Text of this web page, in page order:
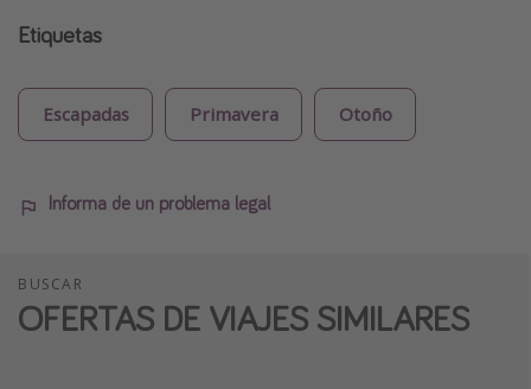
Etiquetas
Escapadas Primavera Otoño
Informa de un problema legal
BUSCAR
OFERTAS DE VIAJES SIMILARES